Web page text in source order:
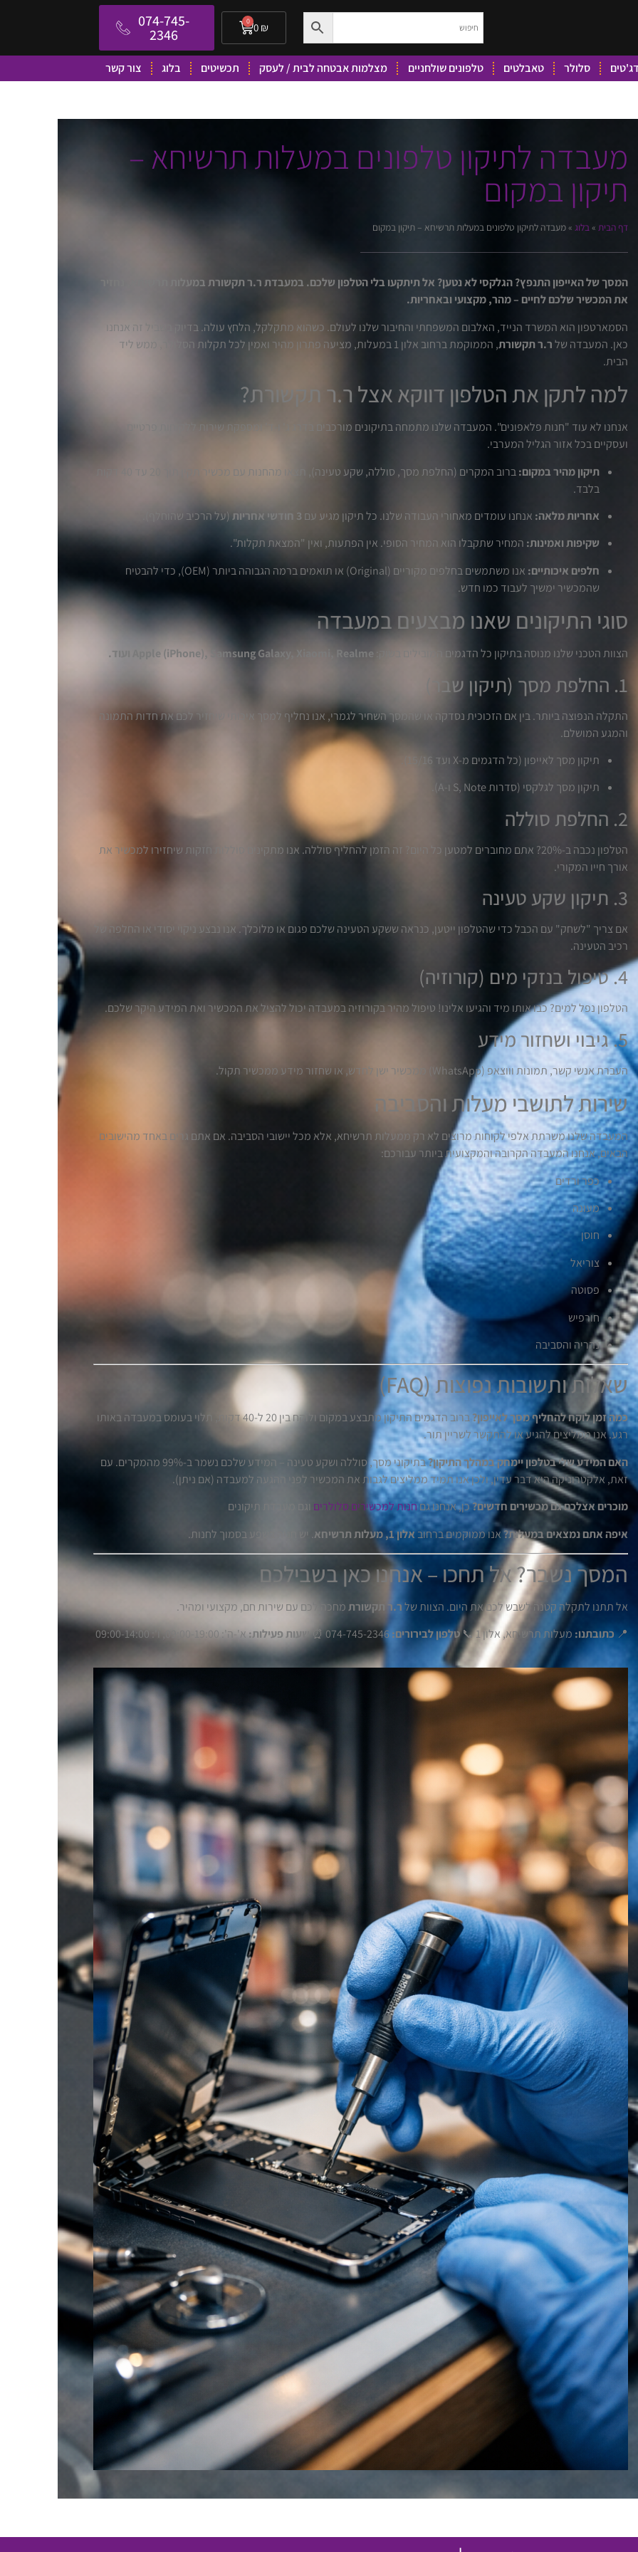
0 ₪
0
074-745-
2346
סלולר טאבלטים טלפונים שולחניים מצלמות אבטחה לבית / לעסק תכשיטים בלוג צור קשר
מעבדה לתיקון טלפונים במעלות תרשיחא –
תיקון במקום
דף הבית»בלוג»מעבדה לתיקון טלפונים במעלות תרשיחא – תיקון במקום
המסך של האייפון התנפץ? הגלקסי לא נטען? אל תיתקעו בלי הטלפון שלכם. במעבדת ר.ר תקשורת במעלות תרשיחא, נחזיר
את המכשיר שלכם לחיים – מהר, מקצועי ובאחריות.
הסמארטפון הוא המשרד הנייד, האלבום המשפחתי והחיבור שלנו לעולם. כשהוא מתקלקל, הלחץ עולה. בדיוק בשביל זה אנחנו
כאן. המעבדה שלר.ר תקשורת
, הממוקמת ברחוב אלון 1 במעלות, מציעה פתרון מהיר ואמין לכל תקלות הסלולר, ממש ליד
הבית.
למה לתקן את הטלפון דווקא אצל ר.ר תקשורת?
אנחנו לא עוד "חנות פלאפונים". המעבדה שלנו מתמחה בתיקונים מורכבים בדרג ג' ו-ד' ומספקת שירות ללקוחות פרטיים
ועסקיים בכל אזור הגליל המערבי.
תיקון מהיר במקום:
בלבד.
אחריות מלאה: אנחנו עומדים מאחורי העבודה שלנו. כל תיקון מגיע עם 3 חודשי אחריות
(על הרכיב שהוחלף).
שקיפות ואמינות: המחיר שתקבלו הוא המחיר הסופי. אין הפתעות, ואין "המצאת תקלות".
חלפים איכותיים:
אנו משתמשים בחלפים מקוריים (Original) או תואמים ברמה הגבוהה ביותר (OEM), כדי להבטיח
שהמכשיר ימשיך לעבוד כמו חדש.
סוגי התיקונים שאנו מבצעים במעבדה
הצוות הטכני שלנו מנוסה בתיקון כל הדגמים המובילים בשוק: Apple (iPhone), Samsung Galaxy, Xiaomi, Realme ועוד.
1. החלפת מסך (תיקון שבר)
התקלה הנפוצה ביותר. בין אם הזכוכית נסדקה או שהמסך השחיר לגמרי, אנו נחליף למסך איכותי שיחזיר לכם את חדות התמונה
והמגע המושלם.
תיקון מסך לאייפון (כל הדגמים מ-X ועד 15/16).
תיקון מסך לגלקסי (סדרות S, Note ו-A).
2. החלפת סוללה
הטלפון נכבה ב-20%? אתם מחוברים למטען כל היום? זה הזמן להחליף סוללה. אנו מתקינים סוללות חזקות שיחזירו למכשיר את
אורך חייו המקורי.
3. תיקון שקע טעינה
אם צריך "לשחק" עם הכבל כדי שהטלפון ייטען, כנראה ששקע הטעינה שלכם פגום או מלוכלך. אנו נבצע ניקוי יסודי או החלפה של
רכיב הטעינה.
4. טיפול בנזקי מים (קורוזיה)
הטלפון נפל למים? כבו אותו מיד והגיעו אלינו! טיפול מהיר בקורוזיה במעבדה יכול להציל את המכשיר ואת המידע היקר שלכם.
5. גיבוי ושחזור מידע
העברת אנשי קשר, תמונות וווצאפ (WhatsApp) ממכשיר ישן לחדש, או שחזור מידע ממכשיר תקול.
שירות לתושבי מעלות והסביבה
המעבדה שלנו משרתת אלפי לקוחות מרוצים לא רק ממעלות תרשיחא, אלא מכל יישובי הסביבה. אם אתם גרים באחד מהישובים
הבאים, אנחנו המעבדה הקרובה והמקצועית ביותר עבורכם:
כפר ורדים
מעונה
חוסן
צוריאל
פסוטה
חורפיש
נהריה והסביבה
שאלות ותשובות נפוצות (FAQ)
כמה זמן לוקח להחליף מסך לאייפון?
ברוב הדגמים התיקון מתבצע במקום ולוקח בין 20 ל-40 דקות, תלוי בעומס במעבדה באותו
רגע. אנו ממליצים להגיע או להתקשר לשריין תור.
האם המידע שלי בטלפון יימחק במהלך התיקון?
בתיקוני מסך, סוללה ושקע טעינה – המידע שלכם נשמר ב-99% מהמקרים. עם
זאת, אלקטרוניקה היא דבר עדין, ולכן אנו תמיד ממליצים לגבות את המכשיר לפני ההגעה למעבדה (אם ניתן).
מוכרים אצלכם גם מכשירים חדשים?כן, אנחנו גםחנות למכשירים סלולרים וגם מעבדת תיקונים
איפה אתם נמצאים במעלות?אנו ממוקמים ברחובאלון 1, מעלות תרשיחא . יש חניה בשפע בסמוך לחנות.
המסך נשבר? אל תחכו – אנחנו כאן בשבילכם
אל תתנו לתקלה קטנה לשבש לכם את היום. הצוות שלר.ר תקשורתמחכה לכם עם שירות חם, מקצועי ומהיר.
📍כתובתנו: מעלות תרשיחא, אלון 1 📞 טלפון לבירורים: שעות פעילות:א'-ה': 09:00-19:00, ו': 09:00-14:00